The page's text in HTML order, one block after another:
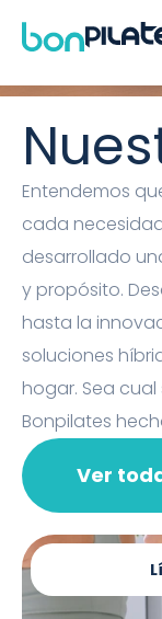
Máquinas
Entendemos
cada
desarrollado
y propósito.
hasta la
soluciones
hogar. Sea
Bonpilates
Ver